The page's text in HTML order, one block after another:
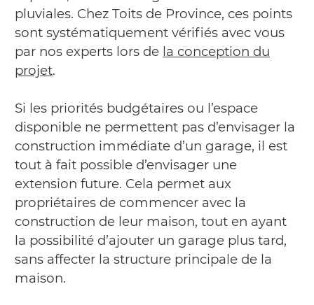
pluviales. Chez Toits de Province, ces points
sont systématiquement vérifiés avec vous
par nos experts lors de la conception du
projet.
Si les priorités budgétaires ou l’espace
disponible ne permettent pas d’envisager la
construction immédiate d’un garage, il est
tout à fait possible d’envisager une
extension future. Cela permet aux
propriétaires de commencer avec la
construction de leur maison, tout en ayant
la possibilité d’ajouter un garage plus tard,
sans affecter la structure principale de la
maison.